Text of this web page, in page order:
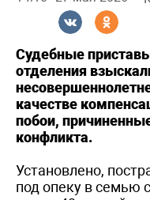
Судебные
отделения
качестве
побои,
конфликта.
Установлено,
под опеку в семью